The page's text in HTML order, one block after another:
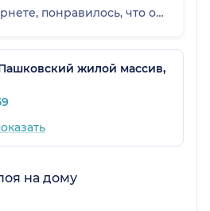
понравилось, что она
по нужным мне
встрече очень
общаться и сейчас, спустя
некоторое
жилой массив,
на дому